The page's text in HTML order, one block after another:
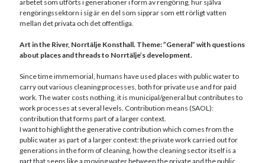
arbetet som utförts i generationer i form av rengöring, hur själva
rengöringssektorn i sig är en del som sipprar som ett rörligt vatten
mellan det privata och det offentliga.
Art in the River, Norrtälje Konsthall. Theme: ”General” with questions
about places and threads to Norrtälje’s development.
Since time immemorial, humans have used places with public water to
carry out various cleaning processes, both for private use and for paid
work. The water costs nothing, it is municipal/general but contributes to
work processes at several levels. Contribution means (SAOL):
contribution that forms part of a larger context.
I want to highlight the generative contribution which comes from the
public water as part of a larger context: the private work carried out for
generations in the form of cleaning, how the cleaning sector itself is a
part that seeps like a moving water between the private and the public.